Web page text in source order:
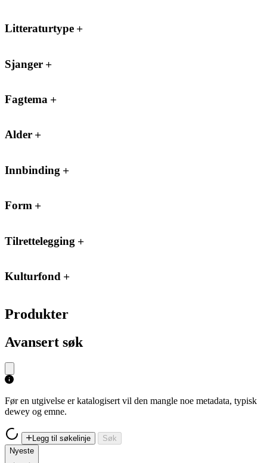
Litteraturtype
Sjanger
Fagtema
Alder
Innbinding
Form
Tilrettelegging
Kulturfond
Produkter
Avansert søk
Før en utgivelse er katalogisert vil den mangle noe metadata, typisk
dewey og emne.
Legg til søkelinje
Søk
Nyeste